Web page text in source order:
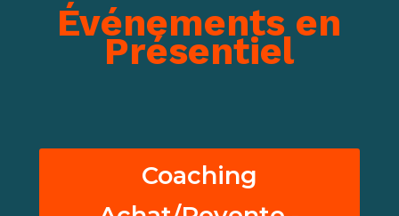
Événements en
Présentiel
Coaching